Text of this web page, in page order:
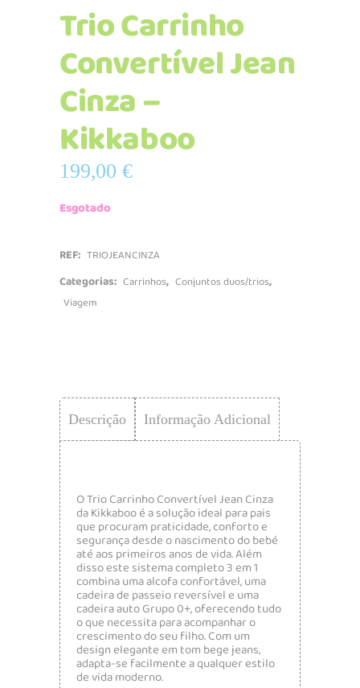
Trio Carrinho
Convertível Jean
Cinza –
Kikkaboo
199,00 €
Esgotado
REF: TRIOJEANCINZA
Categorias: Carrinhos, Conjuntos duos/trios,
Viagem
Descrição Informação Adicional
O Trio Carrinho Convertível Jean Cinza
da Kikkaboo é a solução ideal para pais
que procuram praticidade, conforto e
segurança desde o nascimento do bebé
até aos primeiros anos de vida. Além
disso este sistema completo 3 em 1
combina uma alcofa confortável, uma
cadeira de passeio reversível e uma
cadeira auto Grupo 0+, oferecendo tudo
o que necessita para acompanhar o
crescimento do seu filho. Com um
design elegante em tom bege jeans,
adapta-se facilmente a qualquer estilo
de vida moderno.